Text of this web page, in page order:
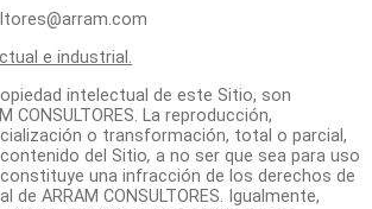
e industrial.
intelectual de este Sitio, son
CONSULTORES. La reproducción,
o transformación, total o parcial,
del Sitio, a no ser que sea para uso
una infracción de los derechos de
de ARRAM CONSULTORES. Igualmente,